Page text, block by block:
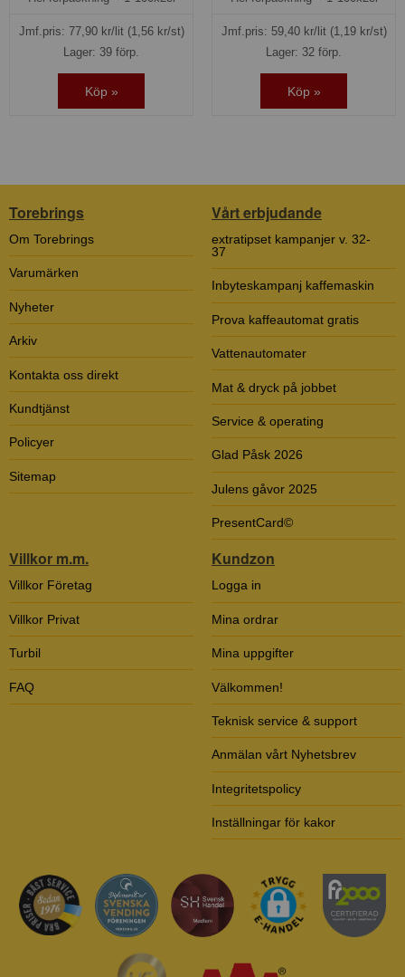
Jmf.pris: 77,90kr/lit (1,56 kr/st)
Lager: 39 förp.
Köp »
Jmf.pris: 59,40kr/lit (1,19 kr/st)
Lager: 32 förp.
Köp »
Torebrings
Om Torebrings
Varumärken
Nyheter
Arkiv
Kontakta oss direkt
Kundtjänst
Policyer
Sitemap
Vårt erbjudande
extratipset kampanjer v. 32-
37
Inbyteskampanj kaffemaskin
Prova kaffeautomat gratis
Vattenautomater
Mat & dryck på jobbet
Service & operating
Glad Påsk 2026
Julens gåvor 2025
PresentCard©
Villkor m.m.
Villkor Företag
Villkor Privat
Turbil
FAQ
Kundzon
Logga in
Mina ordrar
Mina uppgifter
Välkommen!
Teknisk service & support
Anmälan vårt Nyhetsbrev
Integritetspolicy
Inställningar för kakor